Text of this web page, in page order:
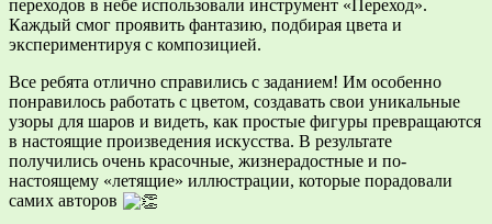
переходов в небе использовали инструмент «Переход».
Каждый смог проявить фантазию, подбирая цвета и
экспериментируя с композицией.
Все ребята отлично справились с заданием! Им особенно
понравилось работать с цветом, создавать свои уникальные
узоры для шаров и видеть, как простые фигуры превращаются
в настоящие произведения искусства. В результате
получились очень красочные, жизнерадостные и по-
настоящему «летящие» иллюстрации, которые порадовали
самих авторов